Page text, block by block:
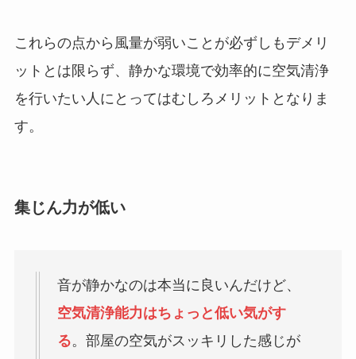
これらの点から風量が弱いことが必ずしもデメリ
ットとは限らず、静かな環境で効率的に空気清浄
を行いたい人にとってはむしろメリットとなりま
す。
集じん力が低い
音が静かなのは本当に良いんだけど、
空気清浄能力はちょっと低い気がす
る。部屋の空気がスッキリした感じが